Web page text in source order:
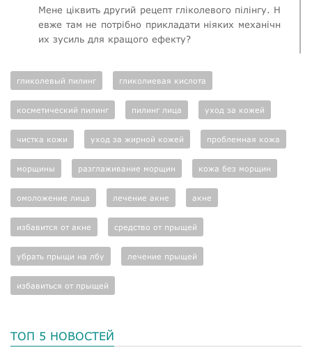
Мене ціквить другий рецепт гліколевого пілінгу. Н
евже там не потрібно прикладати ніяких механічн
их зусиль для кращого ефекту?
Карімова Інна
Було б непогано ще показати кілька рецетів для
ня
гликолевый пилинг гликолиевая кислота
косметический пилинг пилинг лица уход за кожей
чистка кожи уход за жирной кожей проблемная кожа
морщины разглаживание морщин кожа без морщин
омоложение лица лечение акне акне
избавится от акне средство от прыщей
убрать прыщи на лбу лечение прыщей
избавиться от прыщей
ТОП 5 НОВОСТЕЙ